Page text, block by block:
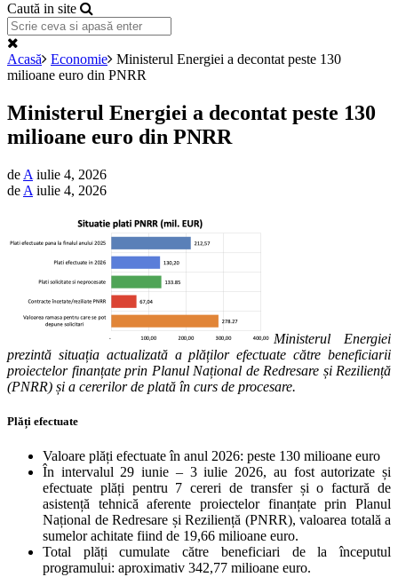
Caută in site
Acasă Economie Ministerul Energiei a decontat peste 130
milioane euro din PNRR
Ministerul Energiei a decontat peste 130
milioane euro din PNRR
de A iulie 4, 2026
de A iulie 4, 2026
Ministerul Energiei
prezintă situația actualizată a plăților efectuate către beneficiarii
proiectelor finanțate prin Planul Național de Redresare și Reziliență
(PNRR) și a cererilor de plată în curs de procesare.
Plăți efectuate
Valoare plăți efectuate în anul 2026: peste 130 milioane euro
În intervalul 29 iunie – 3 iulie 2026, au fost autorizate și
efectuate plăți pentru 7 cereri de transfer și o factură de
asistență tehnică aferente proiectelor finanțate prin Planul
Național de Redresare și Reziliență (PNRR), valoarea totală a
sumelor achitate fiind de 19,66 milioane euro.
Total plăți cumulate către beneficiari de la începutul
programului: aproximativ 342,77 milioane euro.